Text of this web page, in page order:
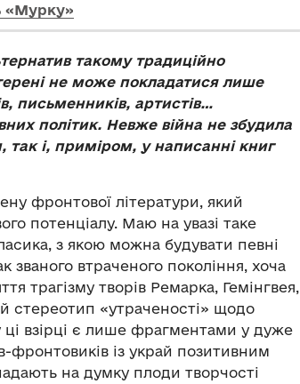
«Мурку»
такому традиційно
не може покладатися лише
письменників, артистів…
політик. Невже війна не збудила
так і, приміром, у написанні книг
фронтової літератури, який
потенціалу. Маю на увазі таке
з якою можна будувати певні
званого втраченого покоління, хоча
трагізму творів Ремарка, Гемінгвея,
стереотип «утраченості» щодо
ці взірці є лише фрагментами у дуже
фронтовиків із украй позитивним
на думку плоди творчості